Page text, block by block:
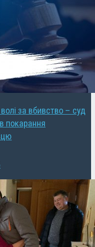
за вбивство – суд
покарання